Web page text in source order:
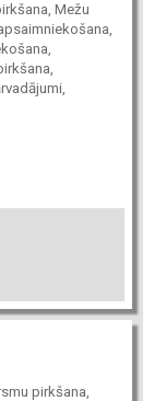
Mežu
pirkšana,